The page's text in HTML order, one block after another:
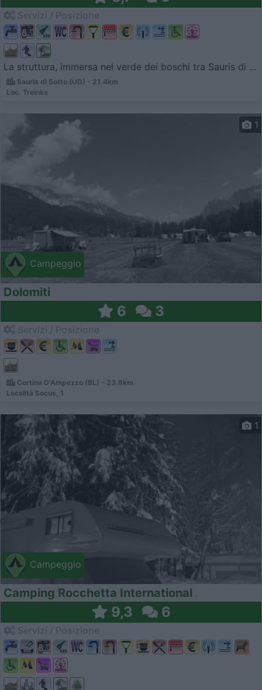
La struttura, immersa nel verde dei boschi tra Sauris di ...
Sauris di Sotto (UD) - 21.4km
Loc. Treinke
Campeggio
1
Dolomiti
6 3
Cortina D'Ampezzo (BL) - 23.8km
Località Socus, 1
Campeggio
1
Camping Rocchetta International
9,3 6